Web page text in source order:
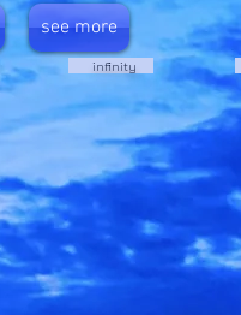
see more
​ infinity